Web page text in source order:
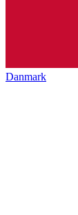
Danmark